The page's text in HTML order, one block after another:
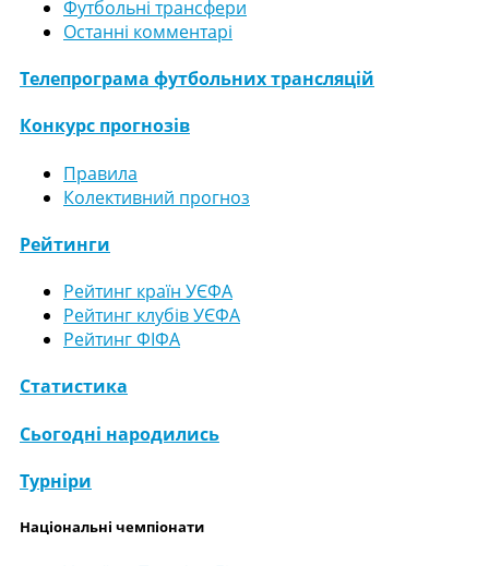
Футбольні трансфери
Останні комментарі
Телепрограма футбольних трансляцій
Конкурс прогнозів
Правила
Колективний прогноз
Рейтинги
Рейтинг країн УЄФА
Рейтинг клубів УЄФА
Рейтинг ФІФА
Статистика
Сьогодні народились
Турніри
Національні чемпіонати